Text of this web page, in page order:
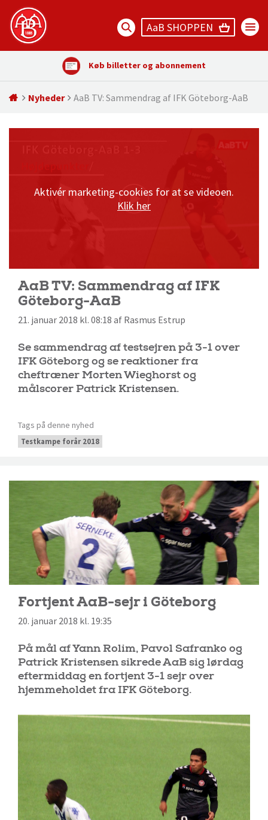
AaB SHOPPEN
Køb billetter og abonnement
Nyheder AaB TV: Sammendrag af IFK Göteborg-AaB
Aktivér marketing-cookies for at se videoen.
Klik her
AaB TV: Sammendrag af IFK
Göteborg-AaB
21. januar 2018 kl. 08:18 af Rasmus Estrup
Se sammendrag af testsejren på 3-1 over
IFK Göteborg og se reaktioner fra
cheftræner Morten Wieghorst og
målscorer Patrick Kristensen.
Tags på denne nyhed
Testkampe forår 2018
Fortjent AaB-sejr i Göteborg
20. januar 2018 kl. 19:35
På mål af Yann Rolim, Pavol Safranko og
Patrick Kristensen sikrede AaB sig lørdag
eftermiddag en fortjent 3-1 sejr over
hjemmeholdet fra IFK Göteborg.